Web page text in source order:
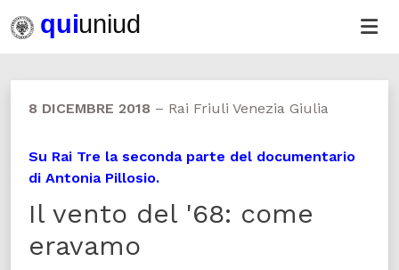
8 DICEMBRE 2018 – Rai Friuli Venezia Giulia
Su Rai Tre la seconda parte del documentario
di Antonia Pillosio.
Il vento del '68: come
eravamo